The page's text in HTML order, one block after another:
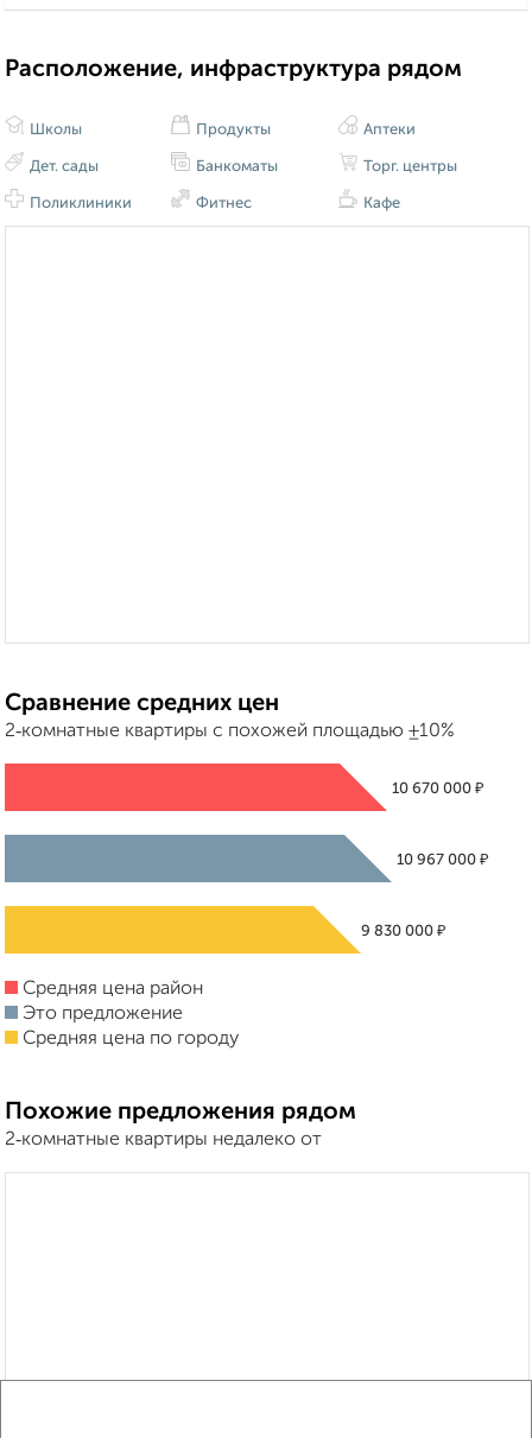
Расположение, инфраструктура рядом
Школы
Дет. сады
Поликлиники
Продукты
Банкоматы
Фитнес
Аптеки
Торг. центры
Кафе
Сравнение средних цен
2‑комнатные квартиры с похожей площадью ±10%
10 670 000 ₽
10 967 000 ₽
9 830 000 ₽
Средняя цена район
Это предложение
Средняя цена по городу
Похожие предложения рядом
2‑комнатные квартиры недалеко от